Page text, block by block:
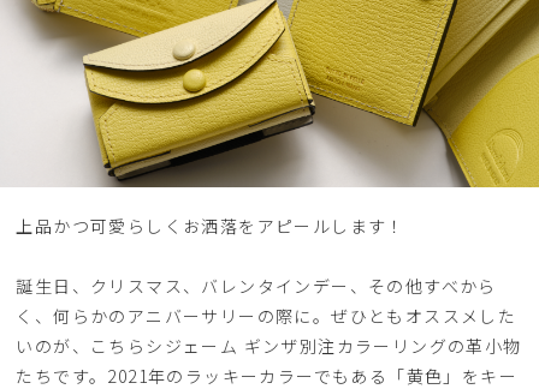
上品かつ可愛らしくお洒落をアピールします！
誕生日、クリスマス、バレンタインデー、その他すべから
く、何らかのアニバーサリーの際に。ぜひともオススメした
いのが、こちらシジェーム ギンザ別注カラーリングの革小物
たちです。2021年のラッキーカラーでもある「黄色」をキー